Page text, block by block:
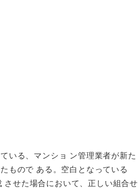
いる、マンショ ン管理業者が新た
もので ある。空白となっている
させた場合において、正しい組合せ